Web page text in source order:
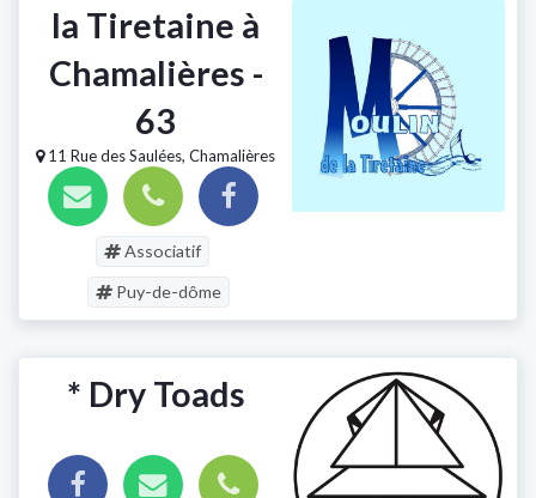
la Tiretaine à
Chamalières -
63
11 Rue des Saulées, Chamalières
Associatif
Puy-de-dôme
* Dry Toads